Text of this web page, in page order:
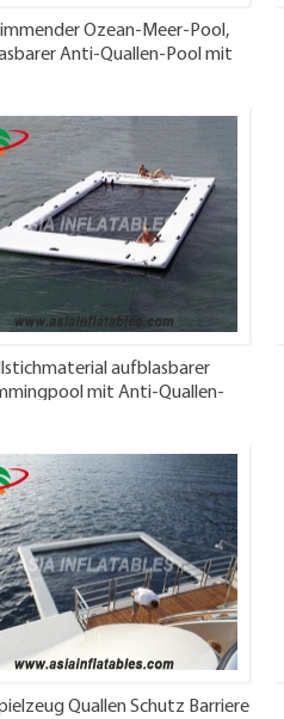
Ozean-Meer-Pool,
Anti-Quallen-Pool mit
aufblasbarer
mit Anti-Quallen-
Quallen Schutz Barriere